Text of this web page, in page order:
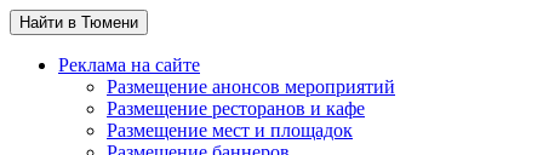
Найти в Тюмени
Реклама на сайте
Размещение анонсов мероприятий
Размещение ресторанов и кафе
Размещение мест и площадок